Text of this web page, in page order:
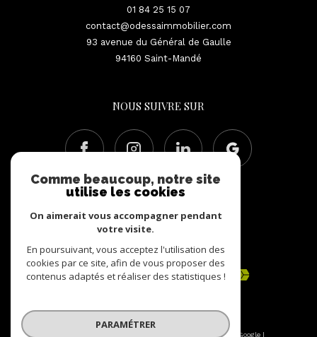
01 84 25 15 07
contact@odessaimmobilier.com
93 avenue du Général de Gaulle
94160
Saint-Mandé
NOUS SUIVRE SUR
ADHÉRENTS
© 2026 | Tous droits réservés | Traduction powered by Google |
Comme beaucoup, notre site
utilise les cookies
On aimerait vous accompagner pendant
votre visite.
En poursuivant, vous acceptez l'utilisation des
cookies par ce site, afin de vous proposer des
contenus adaptés et réaliser des statistiques !
PARAMÉTRER